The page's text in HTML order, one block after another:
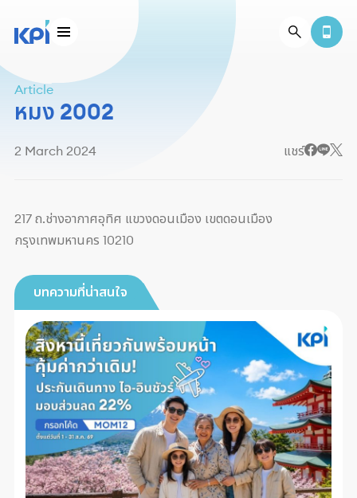
Article
หมง 2002
2 March 2024 แชร์
217 ถ.ช่างอากาศอุทิศ แขวงดอนเมือง เขตดอนเมือง
กรุงเทพมหานคร 10210
บทความที่น่าสนใจ